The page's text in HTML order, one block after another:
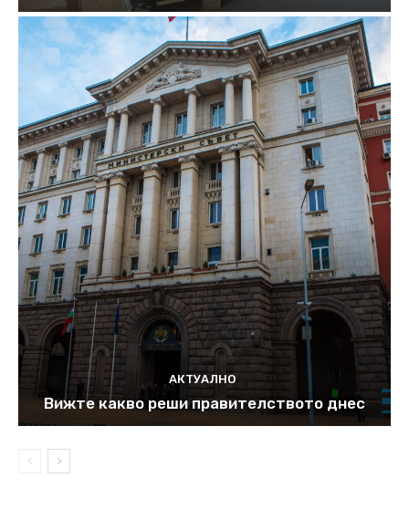
АКТУАЛНО
Вижте какво реши правителството днес